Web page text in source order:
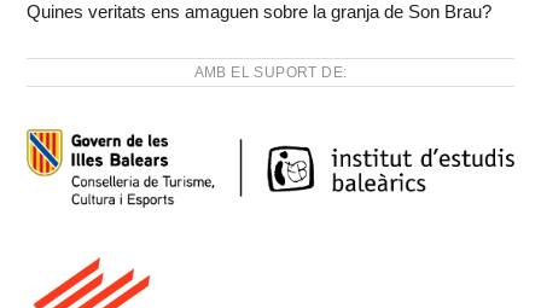
Quines veritats ens amaguen sobre la granja de Son Brau?
AMB EL SUPORT DE: